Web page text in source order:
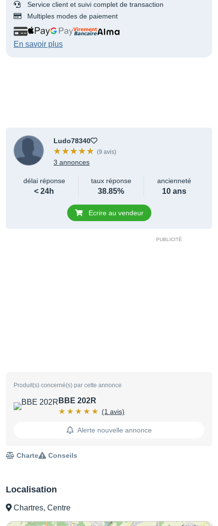
Service client et suivi complet de transaction
Multiples modes de paiement
En savoir plus
Localisation
Chartres, Centre
Ludo78340
(9 avis)
3 annonces
délai réponse
< 24h
taux réponse
38.85%
ancienneté
10 ans
Ecrire au vendeur
Produit(s) concerné(s) par cette annonce
BBE 202R
(1 avis)
Alerte nouvelle annonce
Charte Conseils